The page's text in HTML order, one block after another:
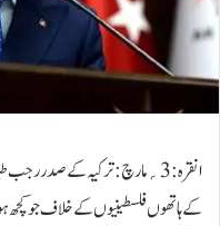
انقرہ :3؍مارچ: ترکیہ کے صدر
کے ہاتھوں فلسطینیوں کے خلاف جو کچھ